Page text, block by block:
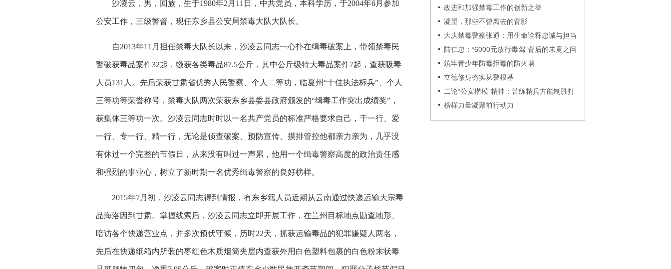
沙凌云，男，回族，生于1980年2月11日，中共党员，本科学历，于2004年6月参加
公安工作，三级警督，现任东乡县公安局禁毒大队大队长。
自2013年11月担任禁毒大队长以来，沙凌云同志一心扑在缉毒破案上，带领禁毒民
警破获毒品案件32起，缴获各类毒品87.5公斤，其中公斤级特大毒品案件7起，查获吸毒
人员131人。先后荣获甘肃省优秀人民警察、个人二等功，临夏州“十佳执法标兵”、个人
三等功等荣誉称号，禁毒大队两次荣获东乡县委县政府颁发的“缉毒工作突出成绩奖”，
获集体三等功一次。沙凌云同志时时以一名共产党员的标准严格要求自己，干一行、爱
一行、专一行、精一行，无论是侦查破案、预防宣传、摸排管控他都亲力亲为，几乎没
有休过一个完整的节假日，从来没有叫过一声累，他用一个缉毒警察高度的政治责任感
和强烈的事业心，树立了新时期一名优秀缉毒警察的良好榜样。
2015年7月初，沙凌云同志得到情报，有东乡籍人员近期从云南通过快递运输大宗毒
品海洛因到甘肃。掌握线索后，沙凌云同志立即开展工作，在兰州目标地点勘查地形、
暗访各个快递营业点，并多次预伏守候，历时22天，抓获运输毒品的犯罪嫌疑人两名，
先后在快递纸箱内所装的枣红色木质烟筒夹层内查获外用白色塑料包裹的白色粉末状毒